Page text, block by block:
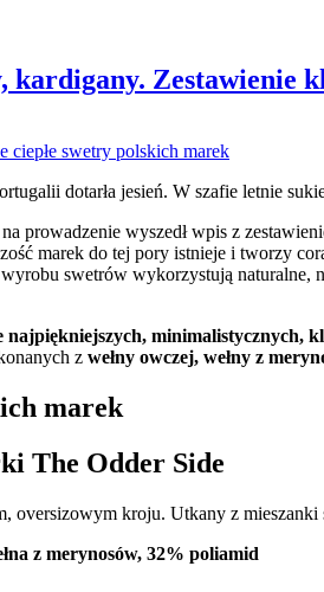
kardigany. Zestawienie
dotarła jesień. W szafie letnie
prowadzenie wyszedł wpis z
marek do tej pory istnieje i tworzy
swetrów wykorzystują naturalne,
najpiękniejszych, minimalistycznych,
z wełny owczej, wełny z
marek
The Odder Side
oversizowym kroju. Utkany z
z merynosów, 32% poliamid